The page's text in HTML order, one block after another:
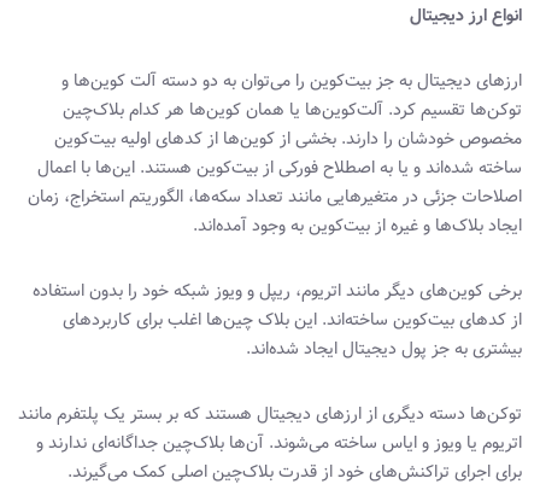
انواع ارز دیجیتال
ارزهای دیجیتال به جز بیت‌کوین را می‌توان به دو دسته آلت کوین‌ها و
توکن‌ها تقسیم کرد. آلت‌کوین‌ها یا همان کوین‌ها هر کدام بلاک‌چین
مخصوص خودشان را دارند. بخشی از کوین‌ها از کدهای اولیه بیت‌کوین
ساخته شده‌اند و یا به اصطلاح فورکی از بیت‌کوین هستند. این‌ها با اعمال
اصلاحات جزئی در متغیرهایی مانند تعداد سکه‌ها، الگوریتم استخراج، زمان
ایجاد بلاک‌ها و غیره از بیت‌کوین به وجود آمده‌اند.
برخی کوین‌های دیگر مانند اتریوم، ریپل و ویوز شبکه خود را بدون استفاده
از کدهای بیت‌کوین ساخته‌اند. این بلاک چین‌ها اغلب برای کاربردهای
بیشتری به جز پول دیجیتال ایجاد شده‌اند.
توکن‌ها دسته دیگری از ارزهای دیجیتال هستند که بر بستر یک پلتفرم مانند
اتریوم یا ویوز و ایاس ساخته می‌شوند. آن‌ها بلاک‌چین جداگانه‌ای ندارند و
برای اجرای تراکنش‌های خود از قدرت بلاک‌چین اصلی کمک می‌گیرند.